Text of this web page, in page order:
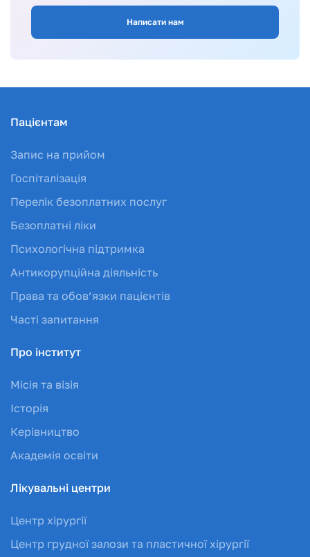
Написати нам
Пацієнтам
Запис на прийом
Госпіталізація
Перелік безоплатних послуг
Безоплатні ліки
Психологічна підтримка
Антикорупційна діяльність
Права та обов’язки пацієнтів
Часті запитання
Про інститут
Місія та візія
Історія
Керівництво
Академія освіти
Лікувальні центри
Центр хірургії
Центр грудної залози та пластичної хірургії